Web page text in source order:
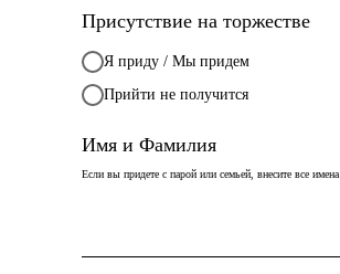
Присутствие на торжестве
Я приду / Мы придем
Прийти не получится
Имя и Фамилия
Если вы придете с парой или семьей, внесите все имена